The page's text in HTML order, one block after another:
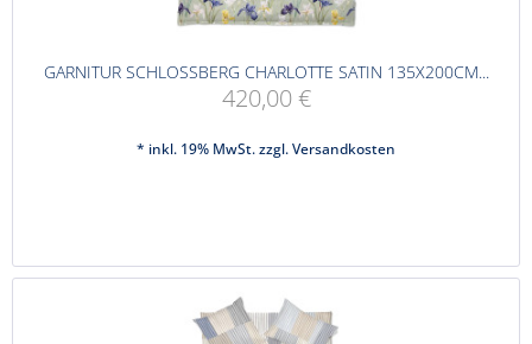
GARNITUR SCHLOSSBERG CHARLOTTE SATIN 135X200CM...
420,00 €
* inkl. 19% MwSt. zzgl.Versandkosten